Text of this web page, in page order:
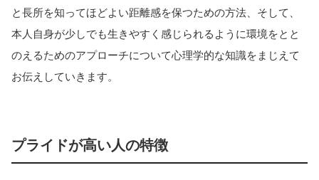
と長所を知ってほどよい距離感を保つための方法、そして、
本人自身が少しでも生きやすく感じられるように環境をとと
のえるためのアプローチについて心理学的な知識をまじえて
お伝えしていきます。
プライドが高い人の特徴